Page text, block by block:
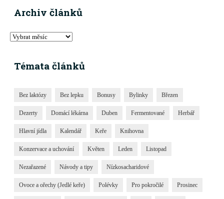
Archiv článků
Témata článků
Bez laktózy Bez lepku Bonusy Bylinky Březen
Dezerty Domácí lékárna Duben Fermentované Herbář
Hlavní jídla Kalendář Keře Knihovna
Konzervace a uchování Květen Leden Listopad
Nezařazené Návody a tipy Nízkosacharidové
Ovoce a ořechy (Jedlé keře) Polévky Pro pokročilé Prosinec